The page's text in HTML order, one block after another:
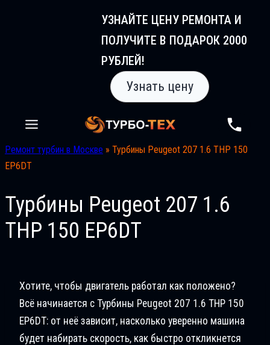
УЗНАЙТЕ ЦЕНУ РЕМОНТА И
ПОЛУЧИТЕ В ПОДАРОК 2000
РУБЛЕЙ!
Узнать цену
Ремонт турбин в Москве » Турбины Peugeot 207 1.6 THP 150
EP6DT
Турбины Peugeot 207 1.6
THP 150 EP6DT
Хотите, чтобы двигатель работал как положено?
Всё начинается с Турбины Peugeot 207 1.6 THP 150
EP6DT: от неё зависит, насколько уверенно машина
будет набирать скорость, как быстро откликнется